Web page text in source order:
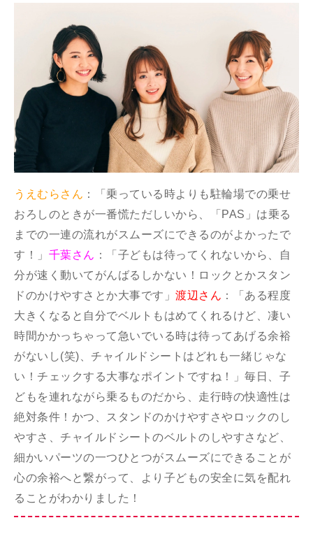
うえむらさん ：「乗っている時よりも駐輪場での乗せ
おろしのときが一番慌ただしいから、「PAS」は乗る
までの一連の流れがスムーズにできるのがよかったで
す！」 千葉さん ：「子どもは待ってくれないから、自
分が速く動いてがんばるしかない！ロックとかスタン
ドのかけやすさとか大事です」 渡辺さん ：「ある程度
大きくなると自分でベルトもはめてくれるけど、凄い
時間かかっちゃって急いでいる時は待ってあげる余裕
がないし(笑)、チャイルドシートはどれも一緒じゃな
い！チェックする大事なポイントですね！」毎日、子
どもを連れながら乗るものだから、走行時の快適性は
絶対条件！かつ、スタンドのかけやすさやロックのし
やすさ、チャイルドシートのベルトのしやすさなど、
細かいパーツの一つひとつがスムーズにできることが
心の余裕へと繋がって、より子どもの安全に気を配れ
ることがわかりました！